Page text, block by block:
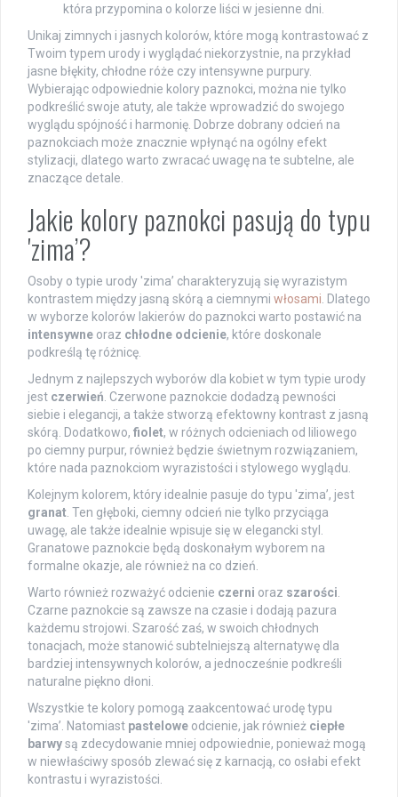
która przypomina o kolorze liści w jesienne dni.
Unikaj zimnych i jasnych kolorów, które mogą kontrastować z
Twoim typem urody i wyglądać niekorzystnie, na przykład
jasne błękity, chłodne róże czy intensywne purpury.
Wybierając odpowiednie kolory paznokci, można nie tylko
podkreślić swoje atuty, ale także wprowadzić do swojego
wyglądu spójność i harmonię. Dobrze dobrany odcień na
paznokciach może znacznie wpłynąć na ogólny efekt
stylizacji, dlatego warto zwracać uwagę na te subtelne, ale
znaczące detale.
Jakie kolory paznokci pasują do typu
'zima’?
Osoby o typie urody 'zima’ charakteryzują się wyrazistym
kontrastem między jasną skórą a ciemnymi włosami . Dlatego
w wyborze kolorów lakierów do paznokci warto postawić na
intensywne oraz chłodne odcienie, które doskonale
podkreślą tę różnicę.
Jednym z najlepszych wyborów dla kobiet w tym typie urody
jest czerwień . Czerwone paznokcie dodadzą pewności
siebie i elegancji, a także stworzą efektowny kontrast z jasną
skórą. Dodatkowo, fiolet, w różnych odcieniach od liliowego
po ciemny purpur, również będzie świetnym rozwiązaniem,
które nada paznokciom wyrazistości i stylowego wyglądu.
Kolejnym kolorem, który idealnie pasuje do typu 'zima’, jest
granat . Ten głęboki, ciemny odcień nie tylko przyciąga
uwagę, ale także idealnie wpisuje się w elegancki styl.
Granatowe paznokcie będą doskonałym wyborem na
formalne okazje, ale również na co dzień.
Warto również rozważyć odcienie czerni oraz szarości
Czarne paznokcie są zawsze na czasie i dodają pazura
każdemu strojowi. Szarość zaś, w swoich chłodnych
tonacjach, może stanowić subtelniejszą alternatywę dla
bardziej intensywnych kolorów, a jednocześnie podkreśli
naturalne piękno dłoni.
Wszystkie te kolory pomogą zaakcentować urodę typu
'zima’. Natomiast pastelowe odcienie, jak również ciepłe
barwysą zdecydowanie mniej odpowiednie, ponieważ mogą
w niewłaściwy sposób zlewać się z karnacją, co osłabi efekt
kontrastu i wyrazistości.